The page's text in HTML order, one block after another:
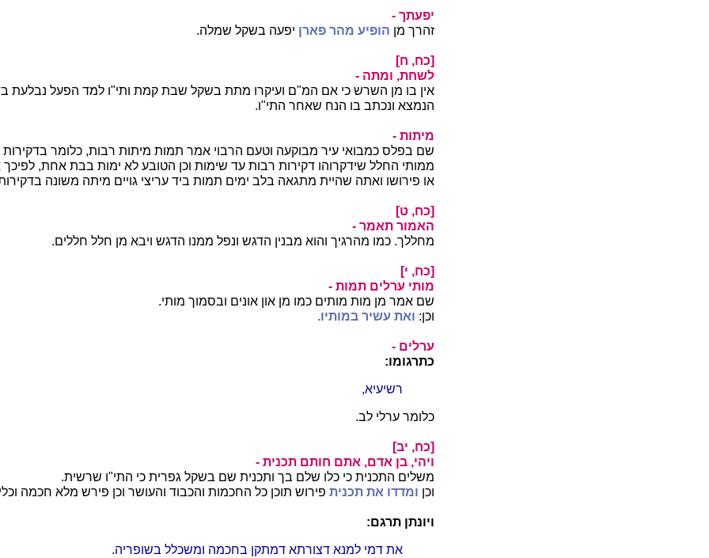
יפעתך -
זהרך מן הופיע מהר פארן יפעה בשקל שמלה.
[כח, ח]
לשחת, ומתה -
אין בו מן השרש כי אם המ"ם ועיקרו מתת בשקל שבת קמת ותי"ו למד הפעל נבלעת
הנמצא ונכתב בו הנח שאחר התי"ו.
מיתות -
שם בפלס כמבואי עיר מבוקעה וטעם הרבוי אמר תמות מיתות רבות, כלומר בדקירות
ממותי החלל שידקרוהו דקירות רבות עד שימות וכן הטובע לא ימות בבת אחת,
או פירושו ואתה שהיית מתגאה בלב ימים תמות ביד עריצי גויים מיתה משונה
[כח, ט]
האמור תאמר -
מחללך. כמו מהרגיך והוא מבנין הדגש ונפל ממנו הדגש ויבא מן חלל חללים.
[כח, י]
מותי ערלים תמות -
שם אמר מן מות מותים כמו מן און אונים ובסמוך מותי.
וכן: ואת עשיר במותיו.
ערלים -
כתרגומו:
רשיעיא,
כלומר ערלי לב.
[כח, יב]
ויהי, בן אדם, אתם חותם תכנית -
משלים התכנית כי כלו שלם בך ותכנית שם בשקל גפרית כי התי"ו שרשית.
וכן ומדדו את תכנית פירוש תוכן כל החכמות והכבוד והעושר וכן פירש מלא חכמה
ויונתן תרגם:
את דמי למנא דצורתא דמתקן בחכמה ומשכלל בשופריה.